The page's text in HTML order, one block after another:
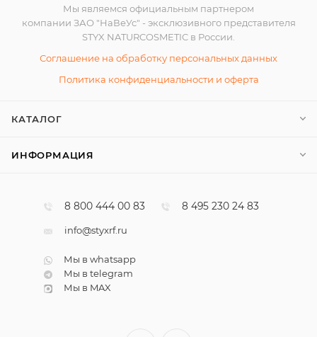
Мы являемся официальным партнером
компании ЗАО "НаВеУс" - эксклюзивного представителя
STYX NATURCOSMETIC в России.
Соглашение на обработку персональных данных
Политика конфиденциальности и оферта
КАТАЛОГ
ИНФОРМАЦИЯ
8 800 444 00 83 8 495 230 24 83
info@styxrf.ru
Мы в whatsapp
Мы в telegram
Мы в MAX